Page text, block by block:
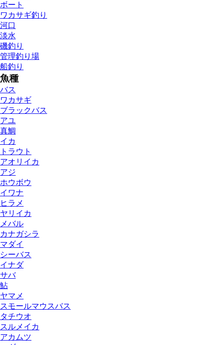
ボート
ワカサギ釣り
河口
淡水
磯釣り
管理釣り場
船釣り
魚種
バス
ワカサギ
ブラックバス
アユ
真鯛
イカ
トラウト
アオリイカ
アジ
ホウボウ
イワナ
ヒラメ
ヤリイカ
メバル
カナガシラ
マダイ
シーバス
イナダ
サバ
鮎
ヤマメ
スモールマウスバス
タチウオ
スルメイカ
アカムツ